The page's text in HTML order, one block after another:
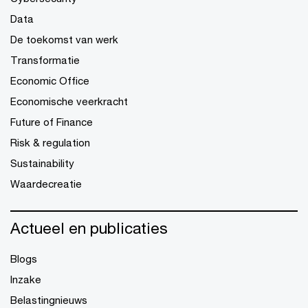
Data
De toekomst van werk
Transformatie
Economic Office
Economische veerkracht
Future of Finance
Risk & regulation
Sustainability
Waardecreatie
Actueel en publicaties
Blogs
Inzake
Belastingnieuws